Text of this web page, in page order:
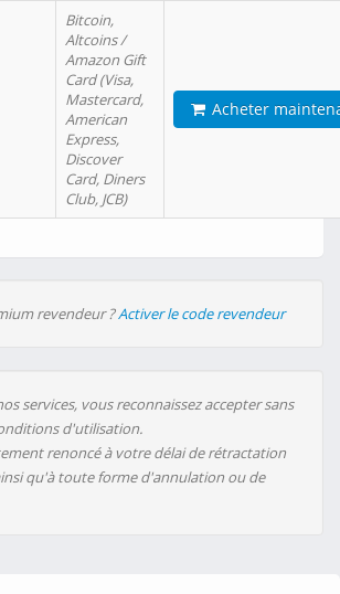
Bitcoin,
Altcoins /
Amazon Gift
Card (Visa,
Mastercard,
American
Express,
Discover
Card, Diners
Club, JCB)
Acheter
revendeur ?Activer le code revendeur
services, vous reconnaissez accepter sans
d'utilisation.
renoncé à votre délai de rétractation
qu'à toute forme d'annulation ou de